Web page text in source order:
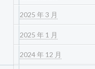
2025 年 3 月
2025 年 1 月
2024 年 12 月